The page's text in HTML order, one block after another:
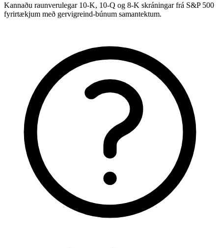
Kannaðu raunverulegar 10-K, 10-Q og 8-K skráningar frá S&P 500
fyrirtækjum með gervigreind-búnum samantektum.